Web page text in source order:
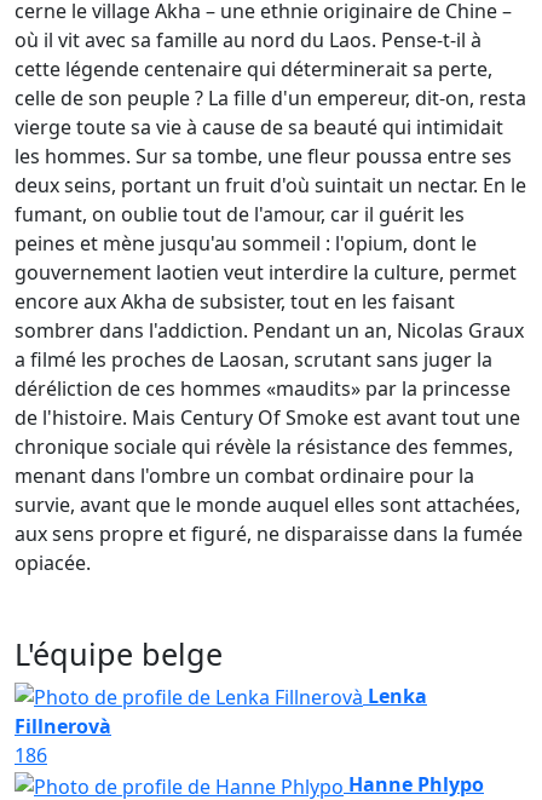
cerne le village Akha – une ethnie originaire de Chine –
où il vit avec sa famille au nord du Laos. Pense-t-il à
cette légende centenaire qui déterminerait sa perte,
celle de son peuple ? La fille d'un empereur, dit-on, resta
vierge toute sa vie à cause de sa beauté qui intimidait
les hommes. Sur sa tombe, une fleur poussa entre ses
deux seins, portant un fruit d'où suintait un nectar. En le
fumant, on oublie tout de l'amour, car il guérit les
peines et mène jusqu'au sommeil : l'opium, dont le
gouvernement laotien veut interdire la culture, permet
encore aux Akha de subsister, tout en les faisant
sombrer dans l'addiction. Pendant un an, Nicolas Graux
a filmé les proches de Laosan, scrutant sans juger la
déréliction de ces hommes «maudits» par la princesse
de l'histoire. Mais Century Of Smoke est avant tout une
chronique sociale qui révèle la résistance des femmes,
menant dans l'ombre un combat ordinaire pour la
survie, avant que le monde auquel elles sont attachées,
aux sens propre et figuré, ne disparaisse dans la fumée
opiacée.
L'équipe belge
Lenka
Fillnerovà
186
Hanne Phlypo